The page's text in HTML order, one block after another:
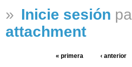
» Inicie sesión
attachment
« primera ‹ anterior